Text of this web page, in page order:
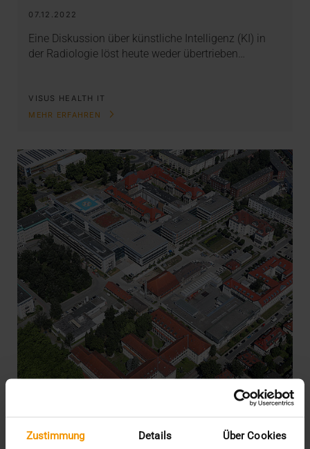
Zustimmung Details Über Cookies
07.12.2022
Eine Diskussion über künstliche Intelligenz (KI) in
der Radiologie löst heute weder übertrieben…
VISUS HEALTH IT
MEHR ERFAHREN
REPORT